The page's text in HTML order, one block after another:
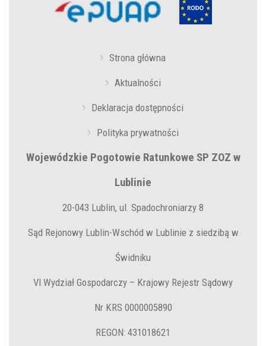
Strona główna
Aktualności
Deklaracja dostępności
Polityka prywatności
Wojewódzkie Pogotowie Ratunkowe SP ZOZ w
Lublinie
20-043 Lublin, ul. Spadochroniarzy 8
Sąd Rejonowy Lublin-Wschód w Lublinie z siedzibą w
Świdniku
VI Wydział Gospodarczy – Krajowy Rejestr Sądowy
Nr KRS 0000005890
REGON: 431018621